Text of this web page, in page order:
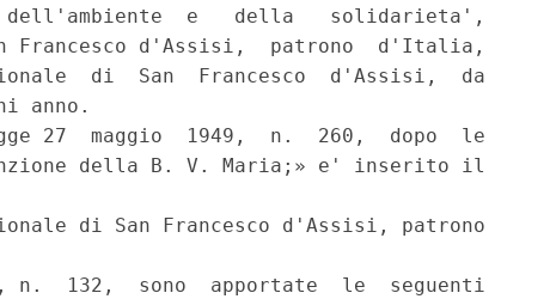
e   della   solidarieta',
Francesco d'Assisi,  patrono  d'Italia,
di  San  Francesco  d'Assisi,  da
anno.
27  maggio  1949,  n.  260,  dopo  le
della B. V. Maria;» e' inserito il
di San Francesco d'Assisi, patrono
n.  132,  sono  apportate  le  seguenti